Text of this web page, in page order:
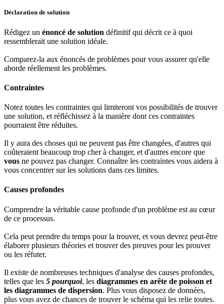
Déclaration de solution
Rédigez un énoncé de solution définitif qui décrit ce à quoi
ressemblerait une solution idéale.
Comparez-la aux énoncés de problèmes pour vous assurer qu'elle
aborde réellement les problèmes.
Contraintes
Notez toutes les contraintes qui limiteront vos possibilités de trouver
une solution, et réfléchissez à la manière dont ces contraintes
pourraient être réduites.
Il y aura des choses qui ne peuvent pas être changées, d'autres qui
coûteraient beaucoup trop cher à changer, et d'autres encore que
vous ne pouvez pas changer. Connaître les contraintes vous aidera à
vous concentrer sur les solutions dans ces limites.
Causes profondes
Comprendre la véritable cause profonde d'un problème est au cœur
de ce processus.
Cela peut prendre du temps pour la trouver, et vous devrez peut-être
élaborer plusieurs théories et trouver des preuves pour les prouver
ou les réfuter.
Il existe de nombreuses techniques d'analyse des causes profondes,
telles que les 5 pourquoi, les diagrammes en arête de poisson et
les diagrammes de dispersion. Plus vous disposez de données,
plus vous avez de chances de trouver le schéma qui les relie toutes.